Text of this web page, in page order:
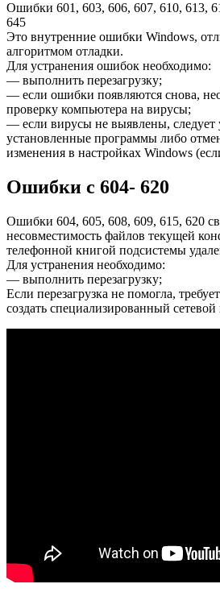
Ошибки 601, 603, 606, 607, 610, 613,
645
Это внутренние ошибки Windows,
алгоритмом отладки.
Для устранения ошибок необходимо:
— выполнить перезагрузку;
— если ошибки появляются снова,
проверку компьютера на вирусы;
— если вирусы не выявлены, следует
установленные программы либо
изменения в настройках Windows
Ошибки с 604- 620
Ошибки 604, 605, 608, 609, 615, 620
несовместимость файлов текущей
телефонной книгой подсистемы
Для устранения необходимо:
— выполнить перезагрузку;
Если перезагрузка не помогла,
создать специализированный